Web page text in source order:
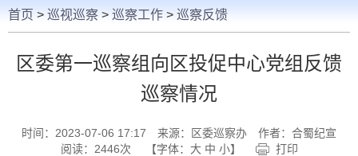
首页 > 巡视巡察 > 巡察工作 > 巡察反馈
区委第一巡察组向区投促中心党组反馈
巡察情况
时间：2023-07-06 17:17 来源：区委巡察办
作者：合蜀纪宣
阅读： 2446次 【字体： 大 中 小】 打印